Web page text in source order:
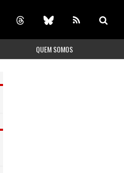
QUEM SOMOS